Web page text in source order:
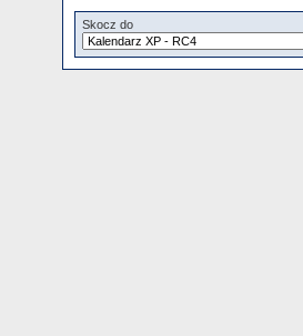
Skocz do